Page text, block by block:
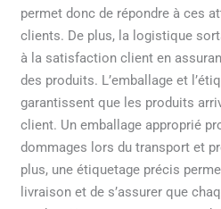
permet donc de répondre à ces
clients. De plus, la logistique
à la satisfaction client en
des produits. L’emballage et
garantissent que les produits
client. Un emballage approprié
dommages lors du transport et
plus, une étiquetage précis
livraison et de s’assurer que